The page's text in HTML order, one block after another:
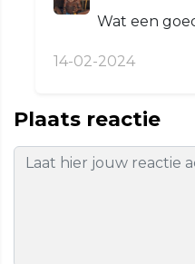
Wat een
14-02-2024
Plaats reactie